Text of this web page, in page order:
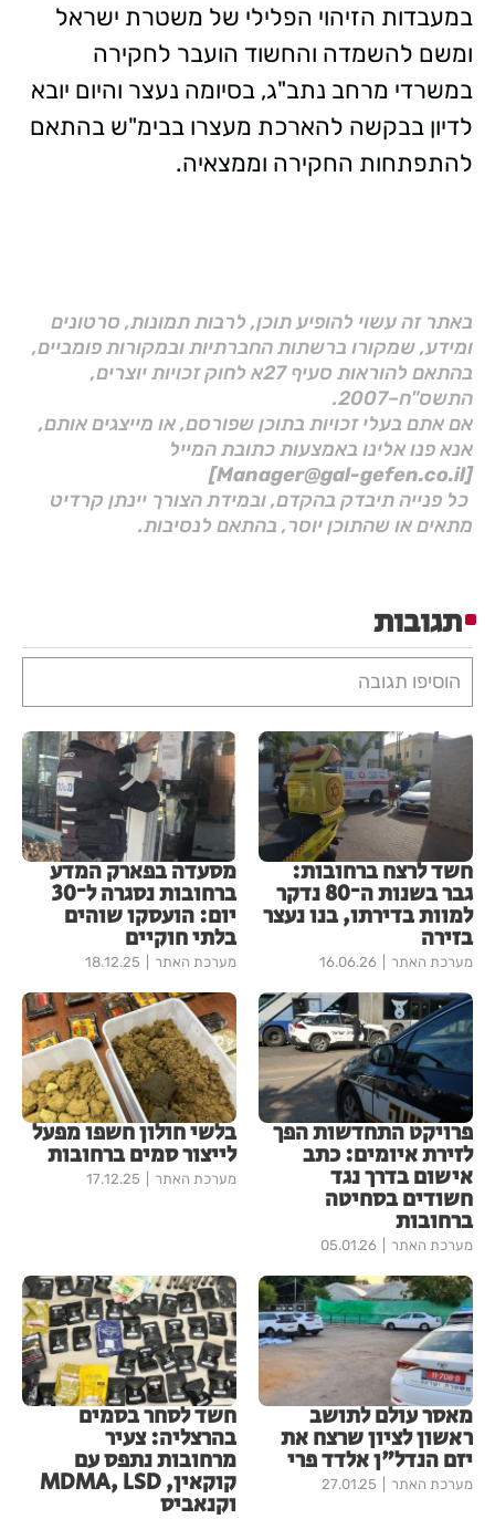
במעבדות הזיהוי הפלילי של משטרת ישראל
ומשם להשמדה והחשוד הועבר לחקירה
במשרדי מרחב נתב"ג, בסיומה נעצר והיום יובא
לדיון בבקשה להארכת מעצרו בבימ"ש בהתאם
להתפתחות החקירה וממצאיה.
באתר זה עשוי להופיע תוכן, לרבות תמונות, סרטונים
ומידע, שמקורו ברשתות החברתיות ובמקורות פומביים,
בהתאם להוראות סעיף 27א לחוק זכויות יוצרים,
התשס"ח–2007.
אם אתם בעלי זכויות בתוכן שפורסם, או מייצגים אותם,
אנא פנו אלינו באמצעות כתובת המייל
[Manager@gal-gefen.co.il]
כל פנייה תיבדק בהקדם, ובמידת הצורך יינתן קרדיט
מתאים או שהתוכן יוסר, בהתאם לנסיבות.
תגובות
הוסיפו תגובה
חשד לרצח ברחובות:
גבר בשנות ה־80 נדקר
למוות בדירתו, בנו נעצר
בזירה
מערכת האתר 16.06.26
מסעדה בפארק המדע
ברחובות נסגרה ל־30
יום: הועסקו שוהים
בלתי חוקיים
מערכת האתר 18.12.25
פרויקט התחדשות הפך
לזירת איומים: כתב
אישום בדרך נגד
חשודים בסחיטה
ברחובות
מערכת האתר 05.01.26
בלשי חולון חשפו מפעל
לייצור סמים ברחובות
מערכת האתר 17.12.25
מאסר עולם לתושב
ראשון לציון שרצח את
יזם הנדל"ן אלדד פרי
מערכת האתר 27.01.25
חשד לסחר בסמים
בהרצליה: צעיר
מרחובות נתפס עם
קוקאין, MDMA, LSD
וקנאביס